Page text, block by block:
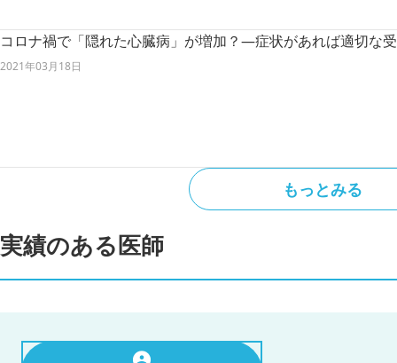
コロナ禍で「隠れた心臓病」が増加？―症状があれば適切な
2021年03月18日
もっとみる
実績のある医師